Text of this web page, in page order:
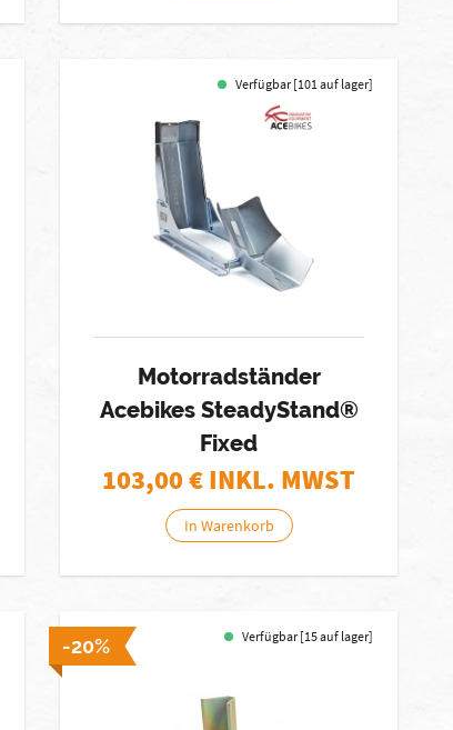
Verfügbar [101 auf lager]
Motorradständer
Acebikes SteadyStand®
Fixed
103,00€ INKL. MWST
In Warenkorb
-20% Verfügbar [15 auf lager]